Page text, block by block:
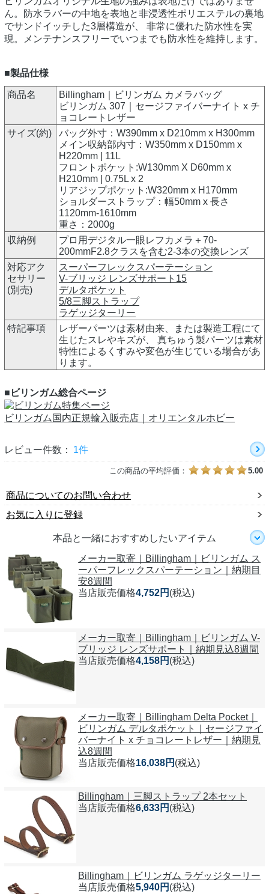
ん。防水ラバーの中地を表地と非浸透性ポリエステルの裏地
でサンドイッチした3層構造が、 非常に優れた防水性を実
現。メンテナンスフリーでいつまでも防水性を維持します。
■製品仕様
商品名
Billingham｜ビリンガム カメラバッグ
ビリンガム 307｜セージファイバーナイト x チ
ョコレートレザー
サイズ(約)
バッグ外寸：W390mm x D210mm x H300mm
メイン収納部内寸：W350mm x D150mm x
H220mm | 11L
フロントポケット:W130mm X D60mm x
H210mm | 0.75L x 2
リアジップポケット:W320mm x H170mm
ショルダーストラップ：幅50mm x 長さ
1120mm-1610mm
重さ：2000g
収納例
プロ用デジタル一眼レフカメラ＋70-
200mmF2.8クラスを含む2-3本の交換レンズ
対応アク
セサリー
(別売)
スーパーフレックスパーテーション
V-ブリッジ レンズサポート15
デルタポケット
5/8三脚ストラップ
ラゲッジターリー
特記事項
レザーパーツは素材由来、または製造工程にて
生じたスレやキズが、 真ちゅう製パーツは素材
特性によるくすみや変色が生じている場合があ
ります。
■ビリンガム総合ページ
ビリンガム国内正規輸入販売店｜オリエンタルホビー
レビュー件数： 1件
この商品の平均評価： 5.00
商品についてのお問い合わせ
お気に入りに登録
本品と一緒におすすめしたいアイテム
メーカー取寄｜Billingham｜ビリンガム ス
ーパーフレックスパーテーション｜納期目
安8週間
当店販売価格4,752円 (税込)
メーカー取寄｜Billingham｜ビリンガム V-
ブリッジ レンズサポート｜納期見込8週間
当店販売価格4,158円 (税込)
メーカー取寄｜Billingham Delta Pocket｜
ビリンガム デルタポケット｜セージファイ
バーナイト x チョコレートレザー｜納期見
込8週間
当店販売価格16,038円 (税込)
Billingham｜三脚ストラップ 2本セット
当店販売価格6,633円 (税込)
Billingham｜ビリンガム ラゲッジターリー
当店販売価格5,940円 (税込)